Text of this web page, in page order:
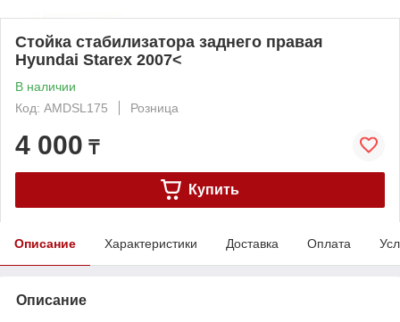
Стойка стабилизатора заднего правая
Hyundai Starex 2007<
В наличии
Код: AMDSL175
Розница
4 000 ₸
Купить
Описание Характеристики Доставка Оплата
Описание